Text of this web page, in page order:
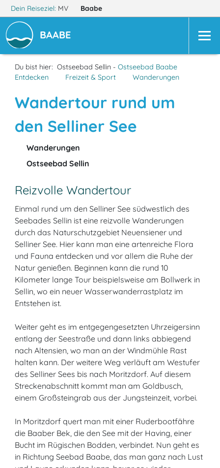
Dein Reiseziel: MV Baabe
BAABE
Du bist hier: Ostseebad Sellin - Ostseebad Baabe
Entdecken
Freizeit & Sport Wanderungen
Wandertour rund um
den Selliner See
Wanderungen
Ostseebad Sellin
Reizvolle Wandertour
Einmal rund um den Selliner See südwestlich des
Seebades Sellin ist eine reizvolle Wanderungen
durch das Naturschutzgebiet Neuensiener und
Selliner See. Hier kann man eine artenreiche Flora
und Fauna entdecken und vor allem die Ruhe der
Natur genießen. Beginnen kann die rund 10
Kilometer lange Tour beispielsweise am Bollwerk in
Sellin, wo ein neuer Wasserwanderrastplatz im
Entstehen ist.
Weiter geht es im entgegengesetzten Uhrzeigersinn
entlang der Seestraße und dann links abbiegend
nach Altensien, wo man an der Windmühle Rast
halten kann. Der weitere Weg verläuft am Westufer
des Selliner Sees bis nach Moritzdorf. Auf diesem
Streckenabschnitt kommt man am Goldbusch,
einem Großsteingrab aus der Jungsteinzeit, vorbei.
In Moritzdorf quert man mit einer Ruderbootfähre
die Baaber Bek, die den See mit der Having, einer
Bucht im Rügischen Bodden, verbindet. Nun geht es
in Richtung Seebad Baabe, das man ganz nach Lust